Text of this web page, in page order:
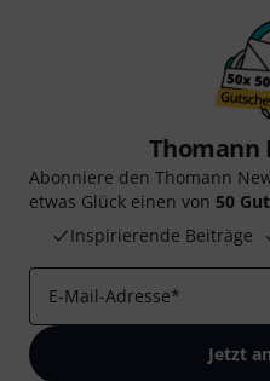
Thomann
Abonniere den Thomann
etwas Glück einen von 50
Inspirierende Beiträge
E-Mail-Adresse*
Jetzt